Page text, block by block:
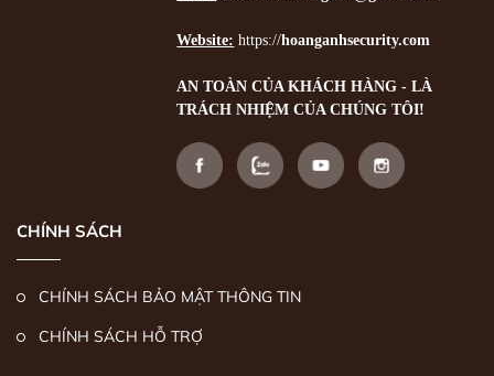
Website: https://hoanganhsecurity.com
AN TOÀN CỦA KHÁCH HÀNG - LÀ
TRÁCH NHIỆM CỦA CHÚNG TÔI!
CHÍNH SÁCH
CHÍNH SÁCH BẢO MẬT THÔNG TIN
CHÍNH SÁCH HỖ TRỢ